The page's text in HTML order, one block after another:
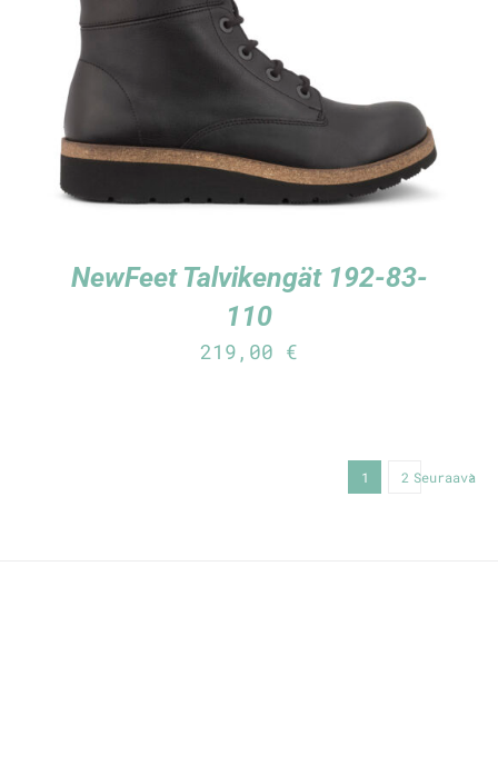
TUTUSTU TUOTTEESEEN
NewFeet Talvikengät 192-83-
110
219,00 €
1 2 Seuraava